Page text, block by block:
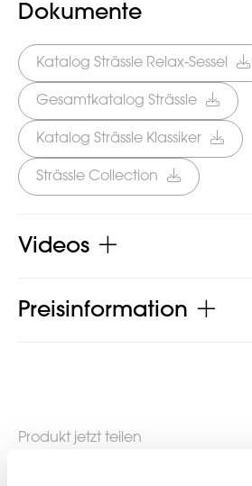
Dokumente
Katalog Strässle Relax-Sessel
Gesamtkatalog Strässle
Katalog Strässle Klassiker
Strässle Collection
Videos
Preisinformation
Produkt jetzt teilen